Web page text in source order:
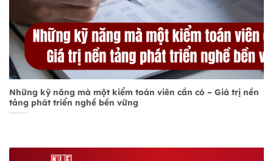
Những kỹ năng mà một kiểm toán viên cần có – Giá trị nền
tảng phát triển nghề bền vững